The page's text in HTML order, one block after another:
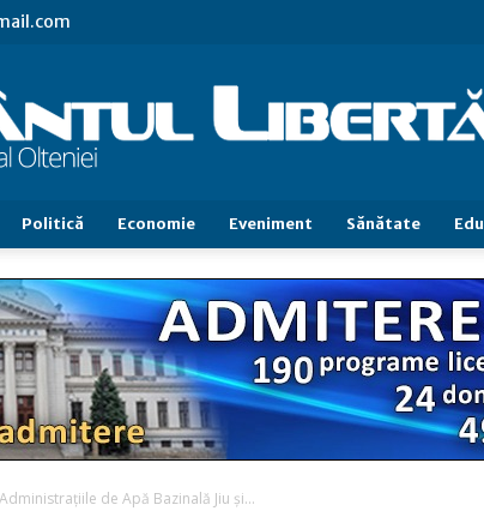
Cuvântul
Libertăţii
Politică Economie Eveniment Sănătate
de Apă Bazinală Jiu şi...